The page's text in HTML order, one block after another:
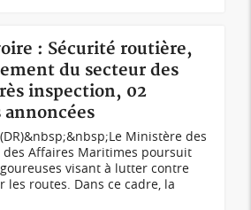
: Sécurité routière,
du secteur des
inspection, 02
Ministère des
des Affaires Maritimes poursuit
visant à lutter contre
les routes. Dans ce cadre, la